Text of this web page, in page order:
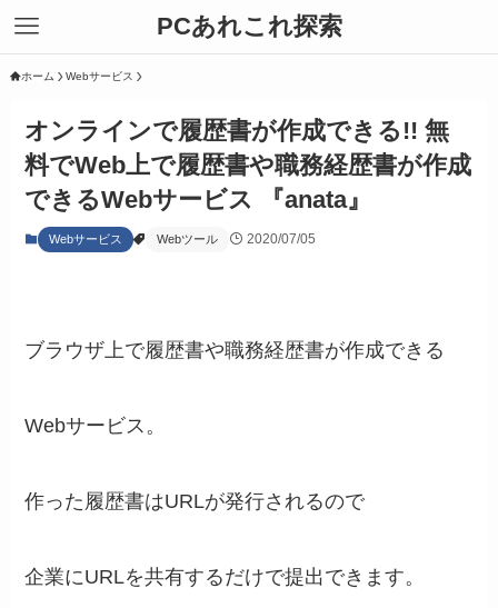
PCあれこれ探索
ホーム Webサービス
オンラインで履歴書が作成できる!! 無
料でWeb上で履歴書や職務経歴書が作成
できるWebサービス 『anata』
Webサービス Webツール 2020/07/05
ブラウザ上で履歴書や職務経歴書が作成できる
Webサービス。
作った履歴書はURLが発行されるので
企業にURLを共有するだけで提出できます。